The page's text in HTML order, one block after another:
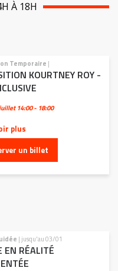
À 18H
Temporaire |
KOURTNEY ROY -
14:00 - 18:00
plus
un billet
| jusqu'au 03/01
EN RÉALITÉ